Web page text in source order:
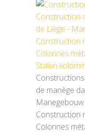
de manège
Construction
Colonnes